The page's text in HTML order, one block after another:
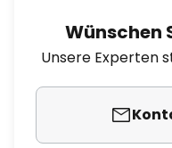
Wünschen
Unsere Experten